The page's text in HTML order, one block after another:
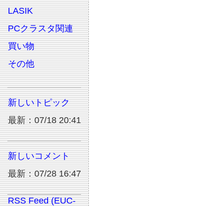
LASIK
PCクラスタ関連
買い物
その他
新しいトピック
最新：07/18 20:41
新しいコメント
最新：07/28 16:47
RSS Feed (EUC-